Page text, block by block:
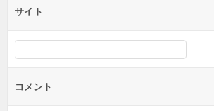
サイト
コメント